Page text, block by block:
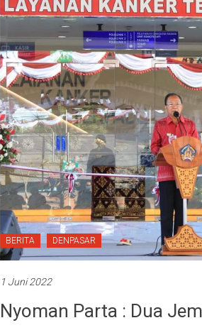
BERITA DENPASAR
1 Juni 2022
Nyoman Parta : Dua